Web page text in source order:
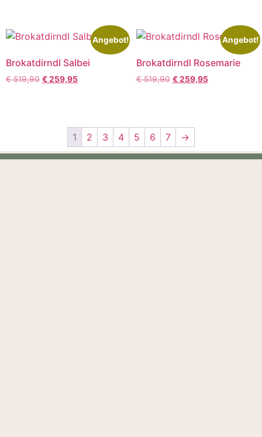
Angebot!
Brokatdirndl Salbei
€519,90 €259,95
Angebot!
Brokatdirndl Rosemarie
€519,90 €259,95
1 2 3 4 5 6 7 →